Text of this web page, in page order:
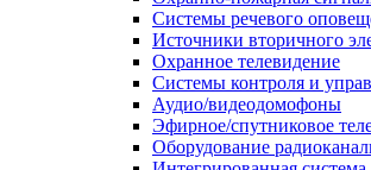
Системы речевого
Источники вторичного
Охранное телевидение
Системы контроля и
Аудио/видеодомофоны
Эфирное/спутниковое
Оборудование